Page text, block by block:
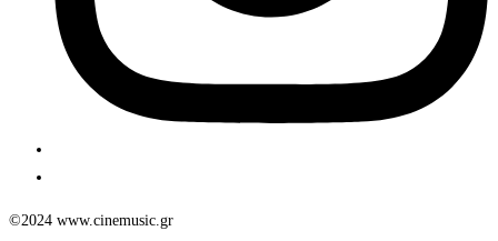
©2024 www.cinemusic.gr